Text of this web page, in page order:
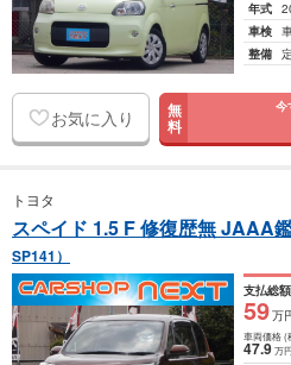
年式
車検
整備
お気に入り 無
料
今
トヨタ
スペイド 1.5 F 修復歴無 JAAA
SP141）
支払総額
59万
車両価格(
47.9万円